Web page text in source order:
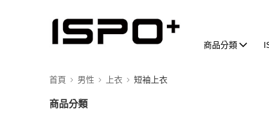
商品分類
首頁 男性 上衣 短袖上衣
商品分類